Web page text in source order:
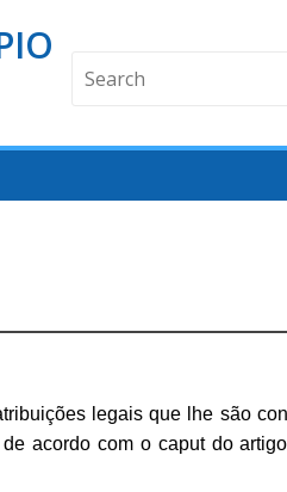
legais que lhe são
acordo com o caput do